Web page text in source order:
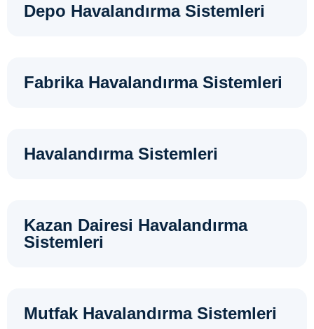
Depo Havalandırma Sistemleri
Fabrika Havalandırma Sistemleri
Havalandırma Sistemleri
Kazan Dairesi Havalandırma
Sistemleri
Mutfak Havalandırma Sistemleri